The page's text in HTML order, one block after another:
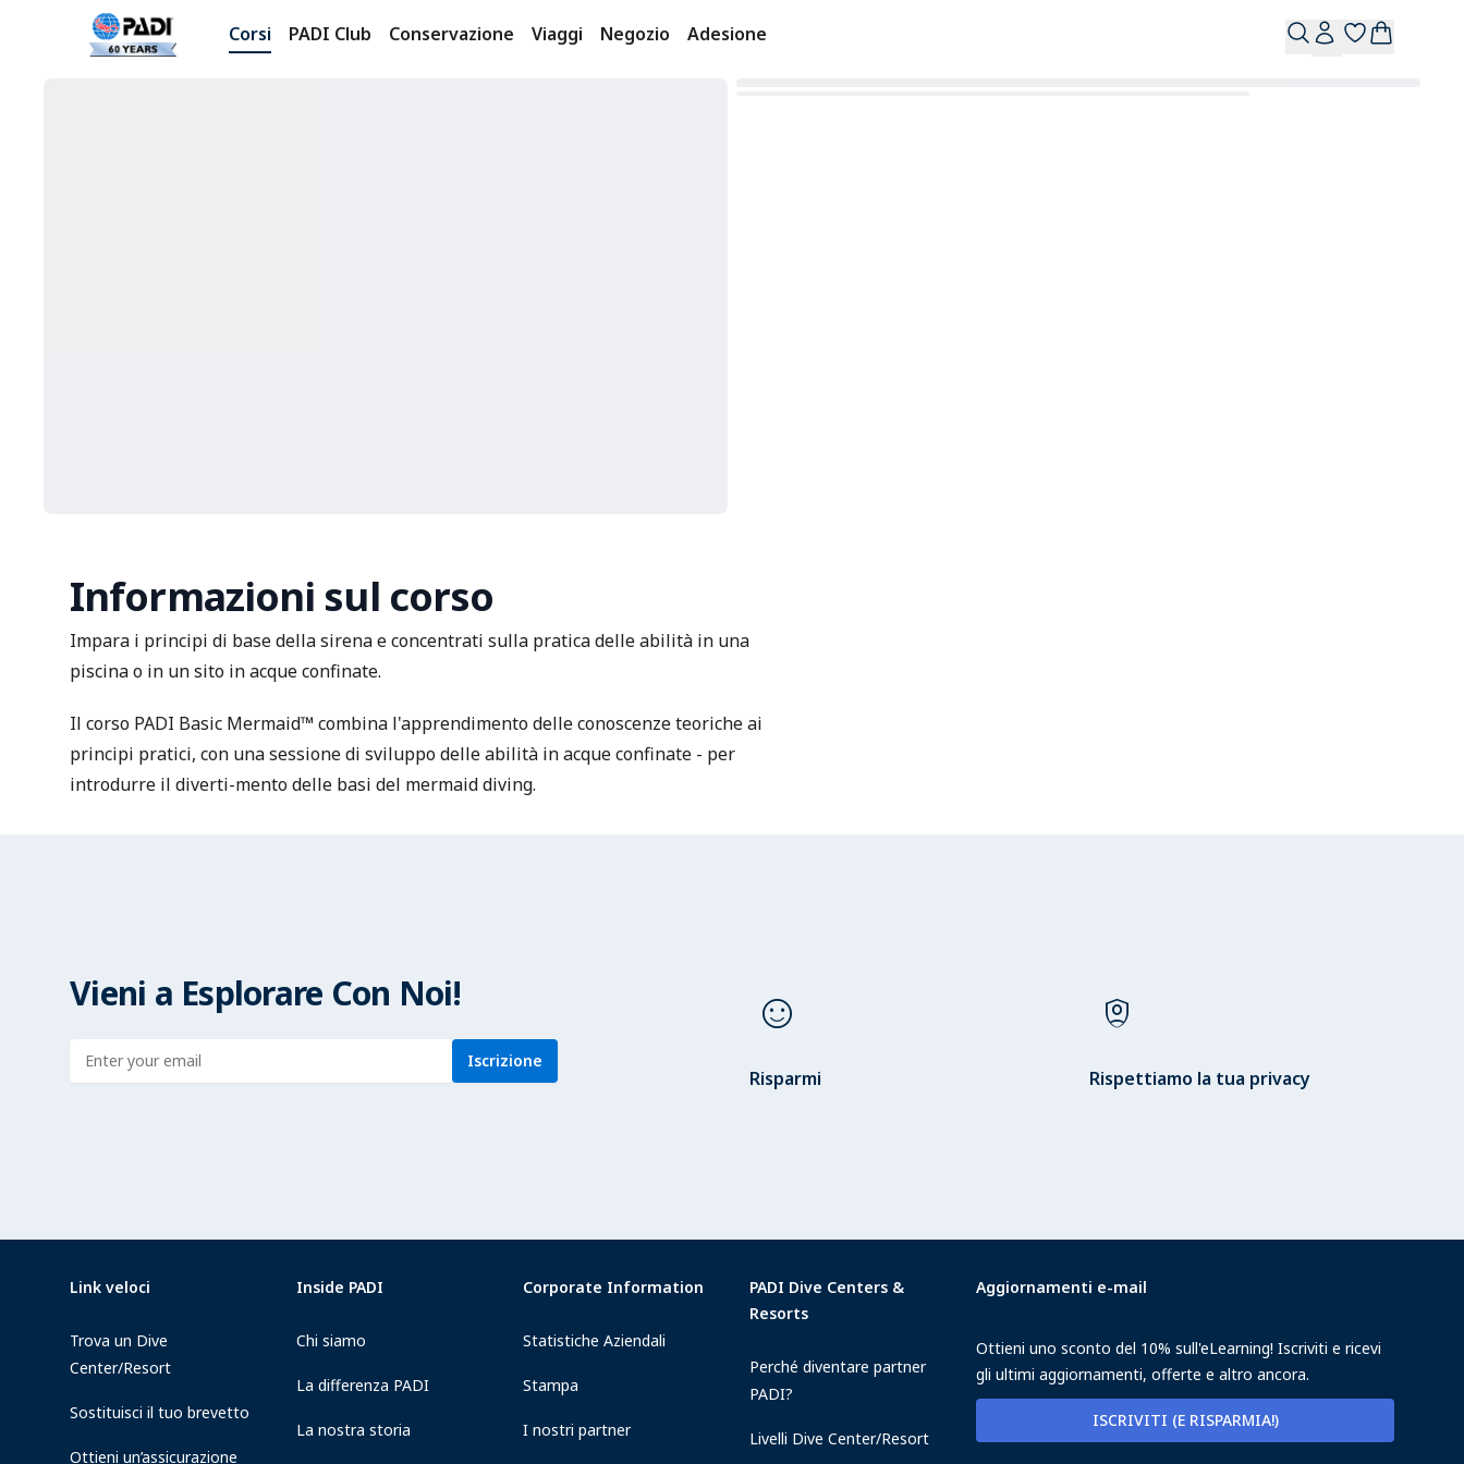
Corsi PADI Club Conservazione Viaggi Negozio Adesione
Informazioni sul corso
Impara i principi di base della sirena e concentrati sulla pratica delle abilità in una
piscina o in un sito in acque confinate.
Il corso PADI Basic Mermaid™ combina l'apprendimento delle conoscenze teoriche ai
principi pratici, con una sessione di sviluppo delle abilità in acque confinate - per
introdurre il diverti-mento delle basi del mermaid diving.
Vieni a Esplorare Con Noi!
Enter address Iscrizione
sentiment_satisfied
Risparmi
shield_person
Rispettiamo la tua privacy
Link veloci
Trova un Dive
Center/Resort
Sostituisci il tuo brevetto
Ottieni un’assicurazione
Inside PADI
Chi siamo
La differenza PADI
La nostra storia
Corporate Information
Statistiche Aziendali
Stampa
I nostri partner
PADI Dive Centers &
Resorts
Perché diventare partner
PADI?
Livelli Dive Center/Resort
Aggiornamenti e-mail
Ottieni uno sconto del 10% sull'eLearning! Iscriviti e ricevi
gli ultimi aggiornamenti, offerte e altro ancora.
ISCRIVITI (E RISPARMIA!)